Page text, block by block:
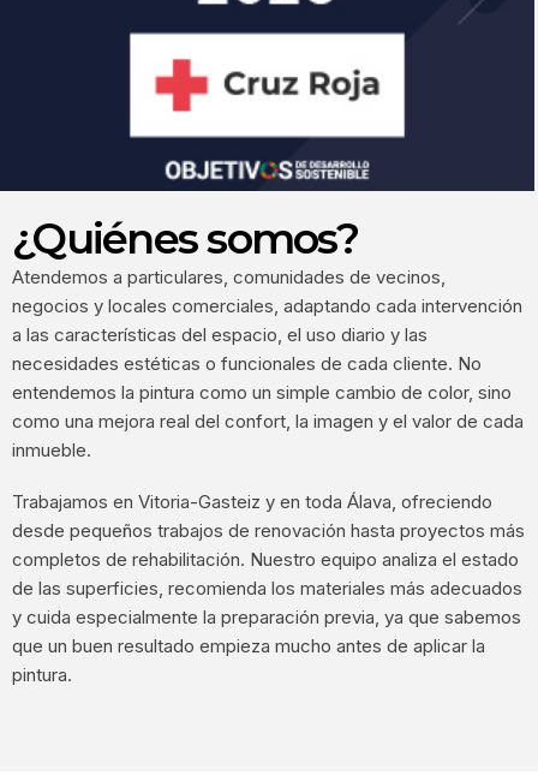
¿Quiénes somos?
Atendemos a particulares, comunidades de vecinos,
negocios y locales comerciales, adaptando cada intervención
a las características del espacio, el uso diario y las
necesidades estéticas o funcionales de cada cliente. No
entendemos la pintura como un simple cambio de color, sino
como una mejora real del confort, la imagen y el valor de cada
inmueble.
Trabajamos en Vitoria-Gasteiz y en toda Álava, ofreciendo
desde pequeños trabajos de renovación hasta proyectos más
completos de rehabilitación. Nuestro equipo analiza el estado
de las superficies, recomienda los materiales más adecuados
y cuida especialmente la preparación previa, ya que sabemos
que un buen resultado empieza mucho antes de aplicar la
pintura.